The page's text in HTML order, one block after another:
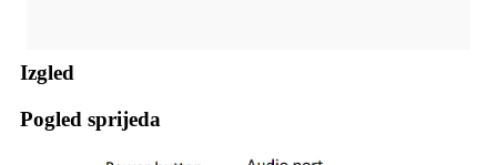
Izgled
Pogled sprijeda